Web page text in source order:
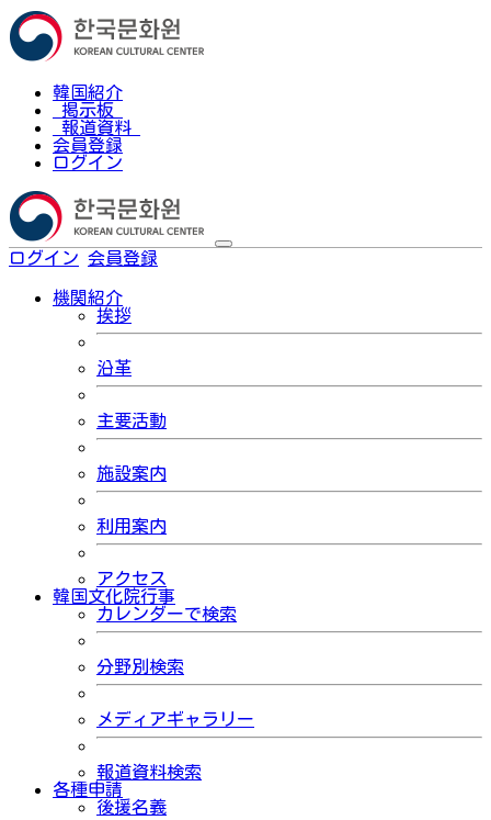
韓国紹介
掲示板
報道資料
会員登録
ログイン
ログイン 会員登録
機関紹介
挨拶
沿革
主要活動
施設案内
利用案内
アクセス
韓国文化院行事
カレンダーで検索
分野別検索
メディアギャラリー
報道資料検索
各種申請
後援名義